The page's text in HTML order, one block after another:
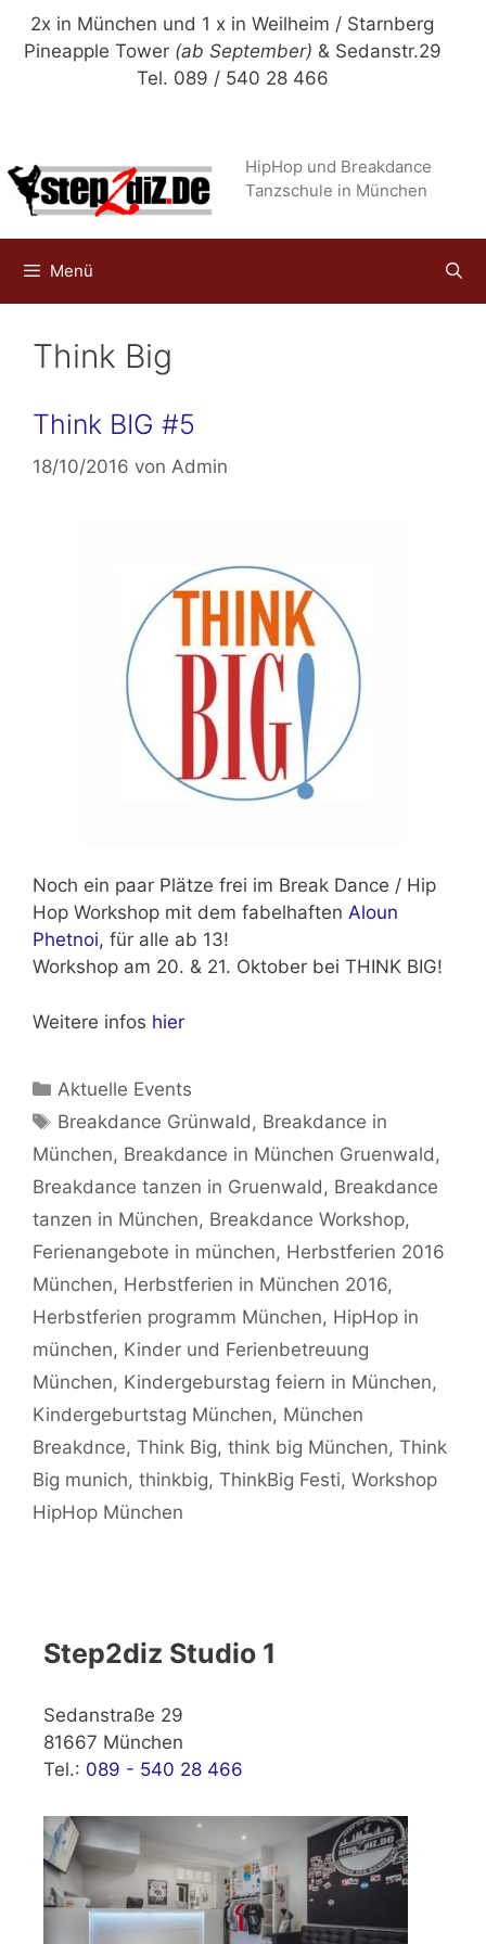
Zum
Inhalt
2x in München und 1 x in Weilheim / Starnberg
Pineapple Tower (ab September) & Sedanstr.29
Tel. 089 / 540 28 466
HipHop und Breakdance
Tanzschule in München
Menü
Think Big
Think BIG #5
18/10/2016 von Admin
Noch ein paar Plätze frei im Break Dance / Hip
Hop Workshop mit dem fabelhaften Aloun
Phetnoi, für alle ab 13!
Workshop am 20. & 21. Oktober bei THINK BIG!
Weitere infos hier
Kategorien
Aktuelle Events
Schlagwörter
Breakdance Grünwald , Breakdance in
München, Breakdance in München Gruenwald ,
Breakdance tanzen in Gruenwald , Breakdance
tanzen in München, Breakdance Workshop,
Ferienangebote in münchen, Herbstferien 2016
München, Herbstferien in München 2016,
Herbstferien programm München, HipHop in
münchen, Kinder und Ferienbetreuung
München, Kindergeburstag feiern in München,
Kindergeburtstag München, München
Breakdnce, Think Big, think big München, Think
Big munich, thinkbig, ThinkBig Festi, Workshop
HipHop München
Step2diz Studio 1
Sedanstraße 29
81667 München
Tel.: 089 - 540 28 466